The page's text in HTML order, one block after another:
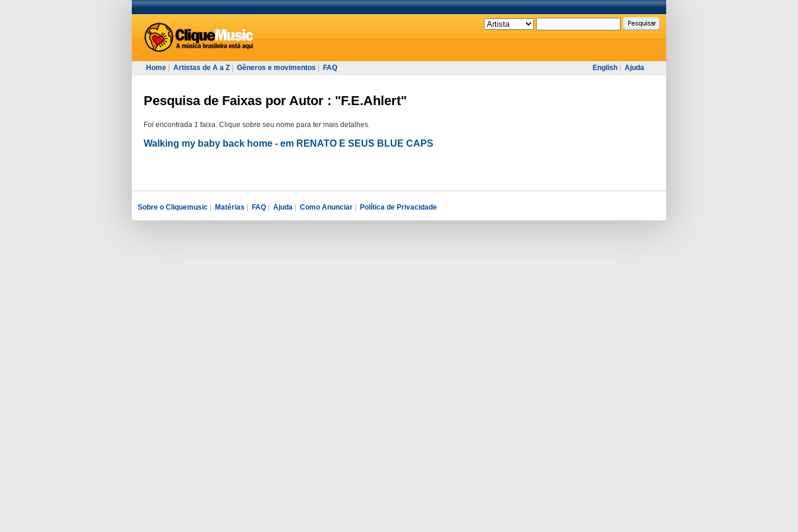
Home Artistas de A a Z Gêneros e movimentos FAQ English Ajuda
Pesquisa de Faixas por Autor : "F.E.Ahlert"
Foi encontrada 1 faixa. Clique sobre seu nome para ter mais detalhes.
Walking my baby back home - em RENATO E SEUS BLUE CAPS
Sobre o Cliquemusic | Matérias | FAQ | Ajuda | Como Anunciar | Política de Privacidade